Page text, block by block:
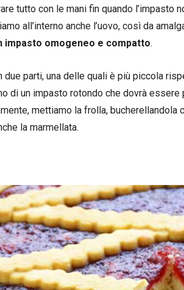
tutto con le mani fin quando l’impasto
all’interno anche l’uovo, così da
impasto omogeneo e compatto.
parti, una delle quali è più piccola
di un impasto rotondo che dovrà
mettiamo la frolla, bucherellandola
la marmellata.